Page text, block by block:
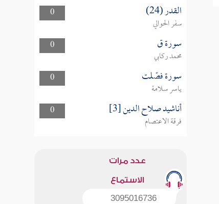
0
القدر (24)
سفر الحوالي
0
سورة ق
محمد ركابي
0
سورة فصّلت
ياسر سلامة
0
أناشيد صلاح الدين [3]
فرقة الاعتصام
عدد مرات
الاستماع
3095016736